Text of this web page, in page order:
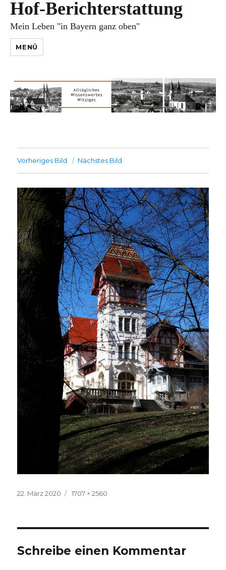
Hof-Berichterstattung
Mein Leben "in Bayern ganz oben"
MENÜ
Vorheriges Bild Nächstes Bild
Veröffentlicht
22. März 2020
Volle
1707 × 2560
Schreibe einen Kommentar